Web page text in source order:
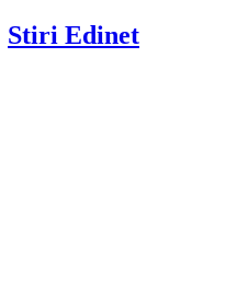
Stiri Edinet